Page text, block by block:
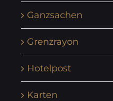
Ganzsachen
Grenzrayon
Hotelpost
Karten